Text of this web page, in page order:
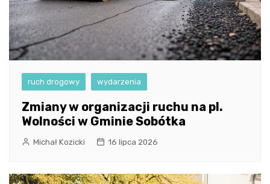
ruch drogowy wydarzenia
Zmiany w organizacji ruchu na pl.
Wolności w Gminie Sobótka
Michał Kozicki 16 lipca 2026